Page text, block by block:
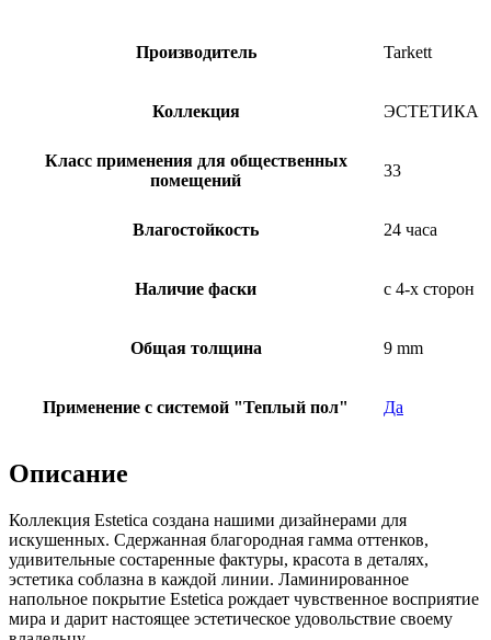
Производитель Tarkett
Коллекция ЭСТЕТИКА
Класс применения для общественных
помещений
33
Влагостойкость 24 часа
Наличие фаски с 4-х сторон
Общая толщина 9 mm
Применение с системой "Теплый пол" Да
Описание
Коллекция Estetica создана нашими дизайнерами для
искушенных. Сдержанная благородная гамма оттенков,
удивительные состаренные фактуры, красота в деталях,
эстетика соблазна в каждой линии. Ламинированное
напольное покрытие Estetica рождает чувственное восприятие
мира и дарит настоящее эстетическое удовольствие своему